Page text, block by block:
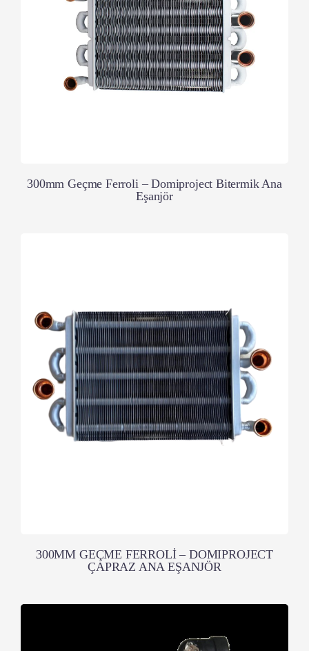
300mm Geçme Ferroli – Domiproject Bitermik Ana
Eşanjör
300MM GEÇME FERROLİ – DOMIPROJECT
ÇAPRAZ ANA EŞANJÖR